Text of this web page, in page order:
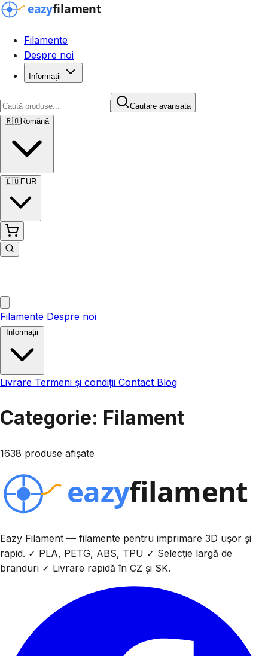
Filamente
Despre noi
Informații
Cautare avansata
🇷🇴Română
🇪🇺EUR
Filamente Despre noi
Livrare Termeni și condiții Contact Blog
Categorie: Filament
1638 produse afișate
Eazy Filament — filamente pentru imprimare 3D ușor și
rapid. ✓ PLA, PETG, ABS, TPU ✓ Selecție largă de
branduri ✓ Livrare rapidă în CZ și SK.